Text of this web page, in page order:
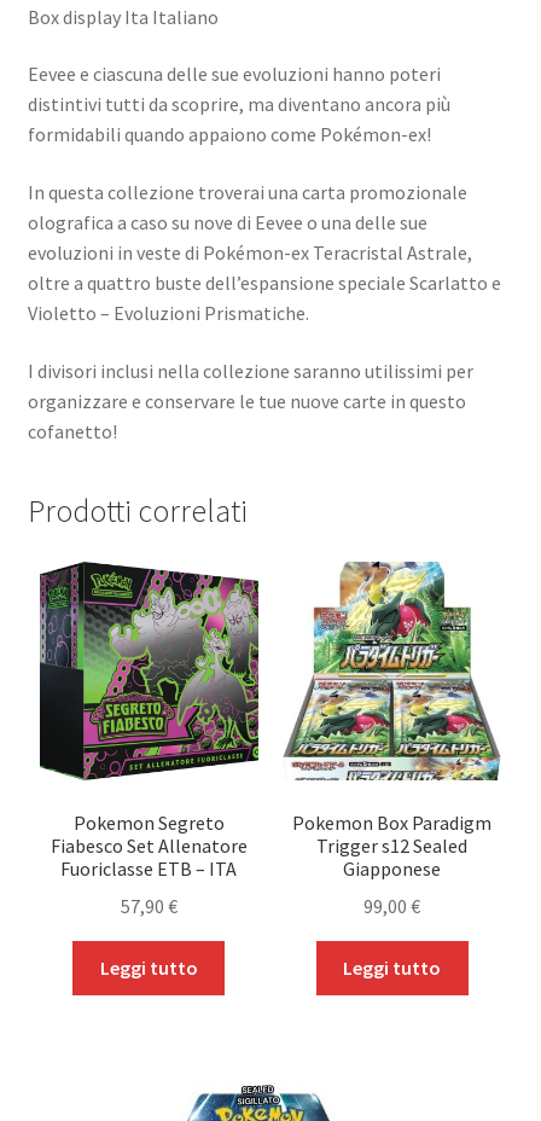
Box display Ita Italiano
Eevee e ciascuna delle sue evoluzioni hanno poteri
distintivi tutti da scoprire, ma diventano ancora più
formidabili quando appaiono come Pokémon-ex!
In questa collezione troverai una carta promozionale
olografica a caso su nove di Eevee o una delle sue
evoluzioni in veste di Pokémon-ex Teracristal Astrale,
oltre a quattro buste dell’espansione speciale Scarlatto e
Violetto – Evoluzioni Prismatiche.
I divisori inclusi nella collezione saranno utilissimi per
organizzare e conservare le tue nuove carte in questo
cofanetto!
Prodotti correlati
Pokemon Segreto
Fiabesco Set Allenatore
Fuoriclasse ETB – ITA
57,90 €
Leggi tutto
Pokemon Box Paradigm
Trigger s12 Sealed
Giapponese
99,00€
Leggi tutto